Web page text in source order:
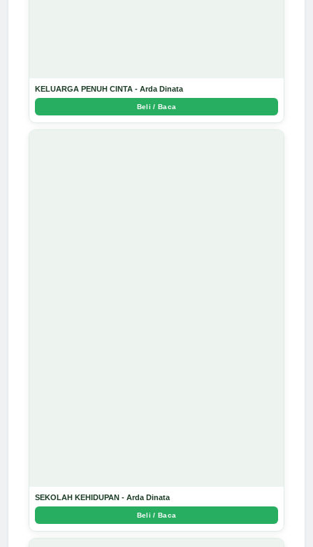
KELUARGA PENUH CINTA - Arda Dinata
Beli / Baca
SEKOLAH KEHIDUPAN - Arda Dinata
Beli / Baca